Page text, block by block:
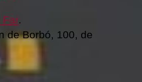
Far.
de Borbó, 100, de